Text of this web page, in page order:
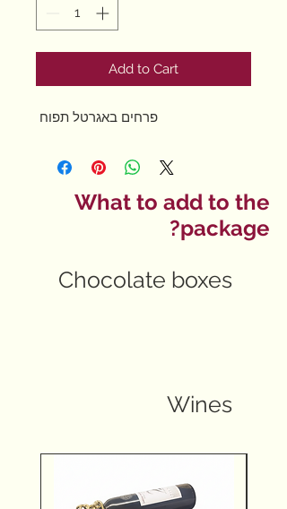
Add to Cart
פרחים באגרטל תפוח
What to add to the
package?
Chocolate boxes
Wines